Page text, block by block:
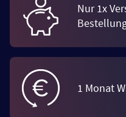
Nur 1x
1 Monat